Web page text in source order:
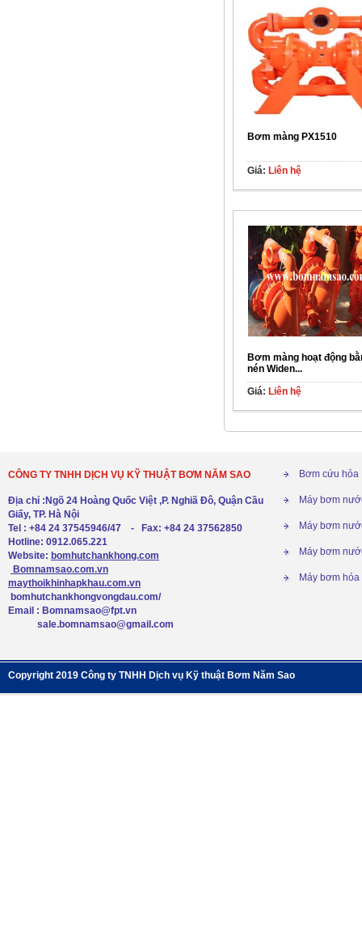
Bơm màng PX1510
Giá: Liên hệ
Bơm màng hoạt động
nén Widen...
Giá: Liên hệ
CÔNG TY TNHH DỊCH VỤ KỸ THUẬT BƠM NĂM SAO
Địa chỉ :Ngõ 24 Hoàng Quốc Việt ,P. Nghiã Đô, Quận Cầu
Giấy, TP. Hà Nội
Tel : +84 24 37545946/47 - Fax: +84 24 37562850
Hotline: 0912.065.221
Website: bomhutchankhong.com
Bomnamsao.com.vn
maythoikhinhapkhau.com.vn
bomhutchankhongvongdau.com/
Email : Bomnamsao@fpt.vn
sale.bomnamsao@gmail.com
Bơm cứu hỏa
Máy bơm
Máy bơm
Máy bơm
Máy bơm hóa
Copyright 2019 Công ty TNHH Dịch vụ Kỹ thuật Bơm Năm Sao